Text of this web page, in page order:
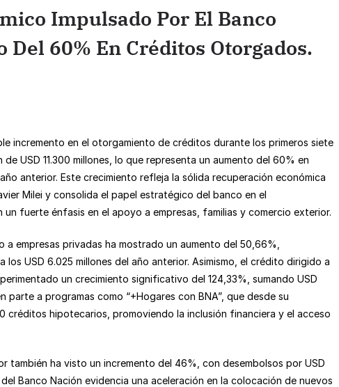
Impulsado Por El Banco
60% En Créditos Otorgados.
incremento en el otorgamiento de créditos durante los primeros siete
USD 11.300 millones, lo que representa un aumento del 60% en
anterior. Este crecimiento refleja la sólida recuperación económica
Milei y consolida el papel estratégico del banco en el
fuerte énfasis en el apoyo a empresas, familias y comercio exterior.
empresas privadas ha mostrado un aumento del 50,66%,
USD 6.025 millones del año anterior. Asimismo, el crédito dirigido a
un crecimiento significativo del 124,33%, sumando USD
parte a programas como “+Hogares con BNA”, que desde su
créditos hipotecarios, promoviendo la inclusión financiera y el acceso
también ha visto un incremento del 46%, con desembolsos por USD
del Banco Nación evidencia una aceleración en la colocación de nuevos